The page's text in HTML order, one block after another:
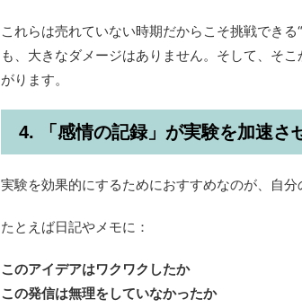
これらは売れていない時期だからこそ挑戦でき
も、大きなダメージはありません。そして、そ
がります。
4. 「感情の記録」が実験を加速さ
実験を効果的にするためにおすすめなのが、自分
たとえば日記やメモに：
このアイデアはワクワクしたか
この発信は無理をしていなかったか